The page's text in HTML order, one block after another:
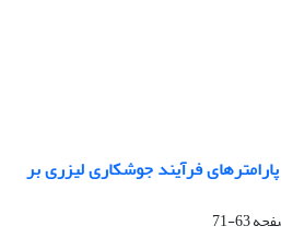
فرآیند جوشکاری لیزری بر
63-71